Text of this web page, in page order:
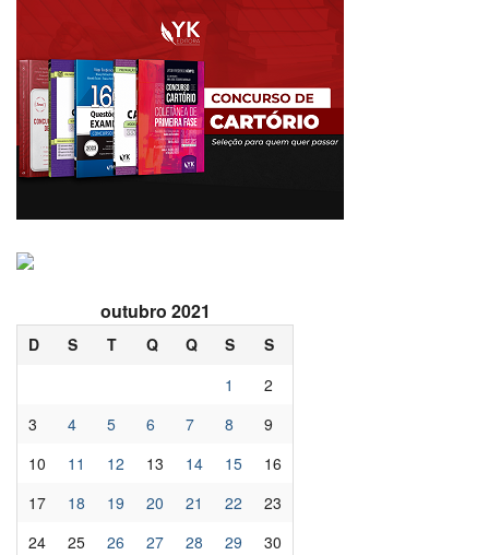
outubro 2021
D S T Q Q S
S
1
2
3
4 5 6 7 8
9
10
11 12 13 14 15
16
17
18 19 20 21 22
23
24
25 26 27 28 29
30